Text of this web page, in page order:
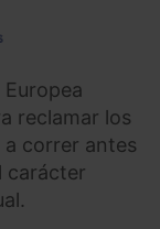
reclamar los
correr antes
carácter